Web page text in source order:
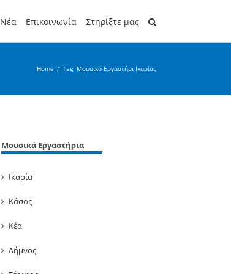
Νέα Επικοινωνία Στηρίξτε μας
Home / Tag: Μουσικό Εργαστήρι Ικαρίας
Μουσικά Εργαστήρια
Ικαρία
Κάσος
Κέα
Λήμνος